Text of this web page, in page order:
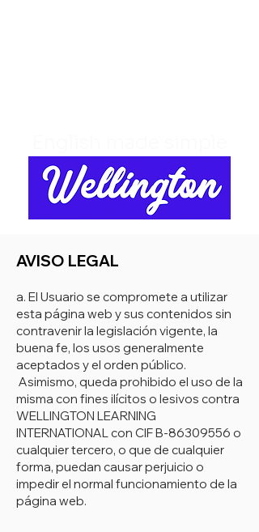
AVISO LEGAL
a. El Usuario se compromete a utilizar
esta página web y sus contenidos sin
contravenir la legislación vigente, la
buena fe, los usos generalmente
aceptados y el orden público.
Asimismo, queda prohibido el uso de la
misma con fines ilícitos o lesivos contra
WELLINGTON LEARNING
INTERNATIONAL con CIF B-86309556 o
cualquier tercero, o que de cualquier
forma, puedan causar perjuicio o
impedir el normal funcionamiento de la
página web.